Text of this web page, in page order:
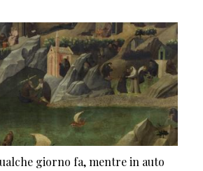
giorno fa, mentre in auto